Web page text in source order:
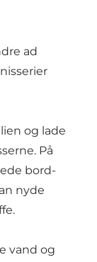
ad
og lade
På
bord-
nyde
vand og